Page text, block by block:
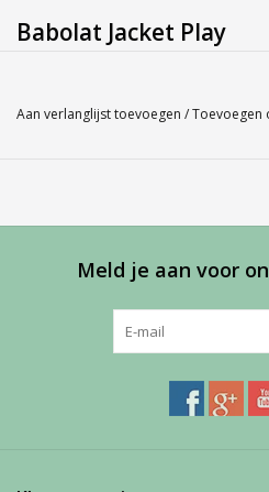
Babolat Jacket Play
aankoop. Neem telefonisch
showroom.
Aan verlanglijst toevoegen /Toevoegen
Meld je aan voor